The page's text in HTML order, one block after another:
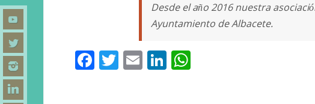
Desde el año 2016 nuestra
Ayuntamiento de Albacete.
F T E Li